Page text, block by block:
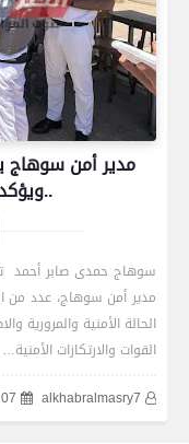
مدير أمن سوهاج
سوهاج حمدى صابر أحمد
مدير أمن سوهاج، عدد من
الحالة الأمنية والمرورية
القوات والارتكازات الأمنية…
alkhabralmasry7
07 أغسطس 2026
رياضة
بعدسة الخبر
الأول لمباراة
نهائي كأس
رياضة
بعدسة الخبر